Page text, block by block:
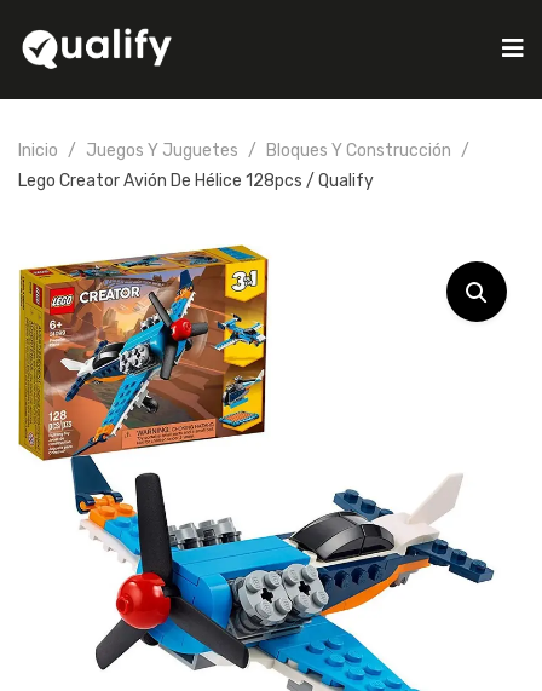
Inicio Juegos Y Juguetes
Bloques Y Construcción
Lego Creator Avión De Hélice 128pcs / Qualify